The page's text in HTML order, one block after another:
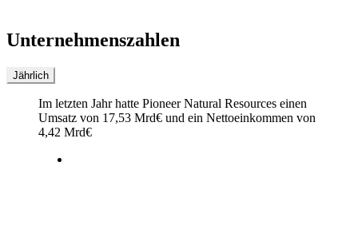
Unternehmenszahlen
Jährlich
Im letzten Jahrhatte Pioneer Natural Resources einen
Umsatz von 17,53 Mrd€ und ein Nettoeinkommen von
4,42 Mrd€